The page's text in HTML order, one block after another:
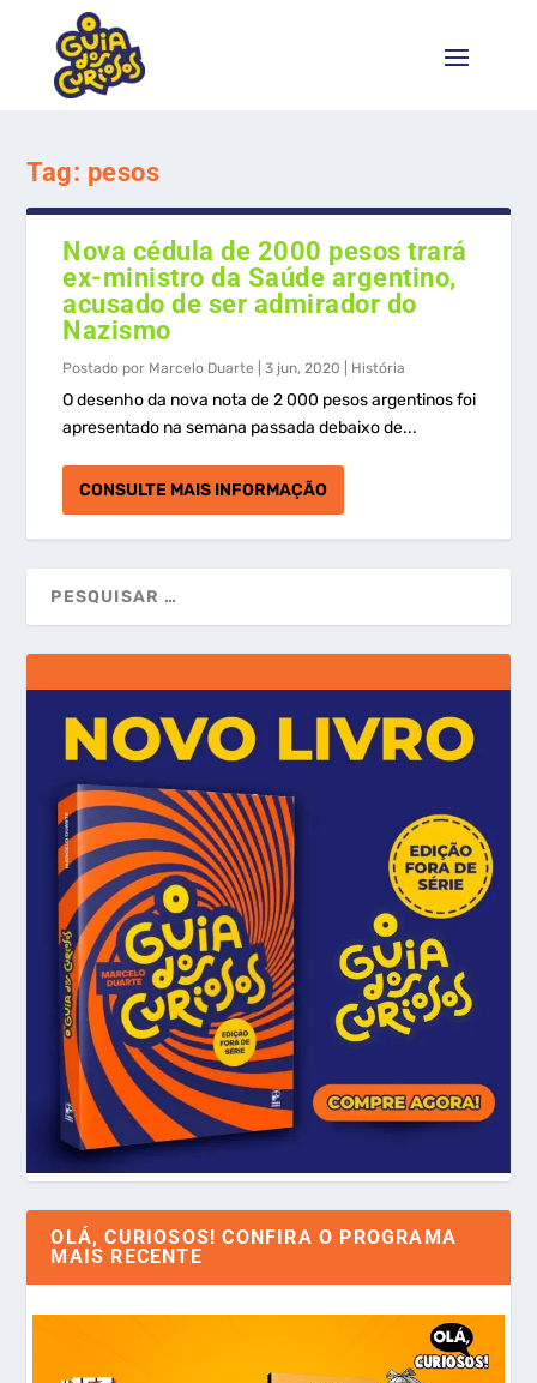
Tag: pesos
Nova cédula de 2000 pesos trará
ex-ministro da Saúde argentino,
acusado de ser admirador do
Nazismo
Postado por Marcelo Duarte |3 jun, 2020 História
O desenho da nova nota de 2 000 pesos argentinos foi
apresentado na semana passada debaixo de...
CONSULTE MAIS INFORMAÇÃO
OLÁ, CURIOSOS! CONFIRA O PROGRAMA
MAIS RECENTE